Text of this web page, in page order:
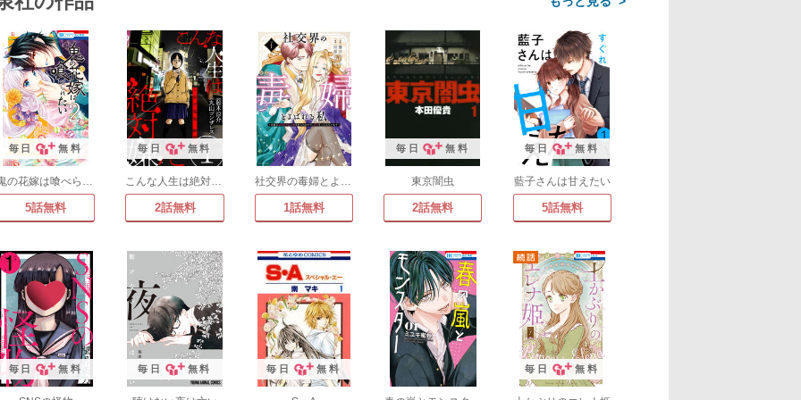
毎日 無料
鬼の花嫁は喰べられたい
5話無料
毎日 無料
こんな人生は絶対嫌だ
2話無料
社交界の毒婦とよばれる私～素敵な辺境伯令息に腕を折られたので、責任とってもらいます～
1話無料
毎日 無料
東京闇虫
2話無料
毎日 無料
藍子さんは甘えたい
5話無料
毎日 無料 毎日 無料 毎日 無料 毎日 無料